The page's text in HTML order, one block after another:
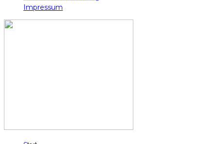
Impressum